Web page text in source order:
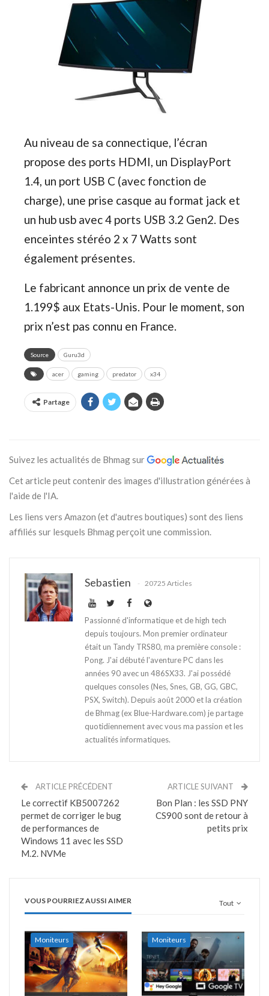
Au niveau de sa connectique, l’écran
propose des ports HDMI, un DisplayPort
1.4, un port USB C (avec fonction de
charge), une prise casque au format jack et
un hub usb avec 4 ports USB 3.2 Gen2. Des
enceintes stéréo 2 x 7 Watts sont
également présentes.
Le fabricant annonce un prix de vente de
1.199$ aux Etats-Unis. Pour le moment, son
prix n’est pas connu en France.
Source Guru3d
acer gaming predator x34
Partage
Suivez les actualités de Bhmag sur
Cet article peut contenir des images d'illustration générées à
l'aide de l'IA.
Les liens vers Amazon (et d'autres boutiques) sont des liens
affiliés sur lesquels Bhmag perçoit une commission.
Sebastien 20725 Articles
Passionné d'informatique et de high tech
depuis toujours. Mon premier ordinateur
était un Tandy TRS80, ma première console :
Pong. J'ai débuté l'aventure PC dans les
années 90 avec un 486SX33. J'ai possédé
quelques consoles (Nes, Snes, GB, GG, GBC,
PSX, Switch). Depuis août 2000 et la création
de Bhmag (ex Blue-Hardware.com) je partage
quotidiennement avec vous ma passion et les
actualités informatiques.
ARTICLE PRÉCÉDENT
Le correctif KB5007262
permet de corriger le bug
de performances de
Windows 11 avec les SSD
M.2. NVMe
ARTICLE SUIVANT
Bon Plan : les SSD PNY
CS900 sont de retour à
petits prix
Tout
VOUS POURRIEZ AUSSI AIMER
Moniteurs Moniteurs